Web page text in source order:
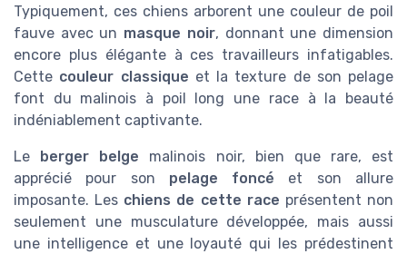
Typiquement, ces chiens arborent une couleur de poil
fauve avec un masque noir, donnant une dimension
encore plus élégante à ces travailleurs infatigables.
Cette couleur classique et la texture de son pelage
font du malinois à poil long une race à la beauté
indéniablement captivante.
Le berger belge malinois noir, bien que rare, est
apprécié pour son pelage foncé et son allure
imposante. Les chiens de cette race présentent non
seulement une musculature développée, mais aussi
une intelligence et une loyauté qui les prédestinent